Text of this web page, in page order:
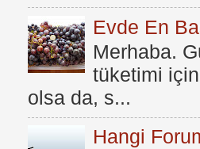
Evde En
Merhaba.
tüketimi
olsa da, s...
Hangi